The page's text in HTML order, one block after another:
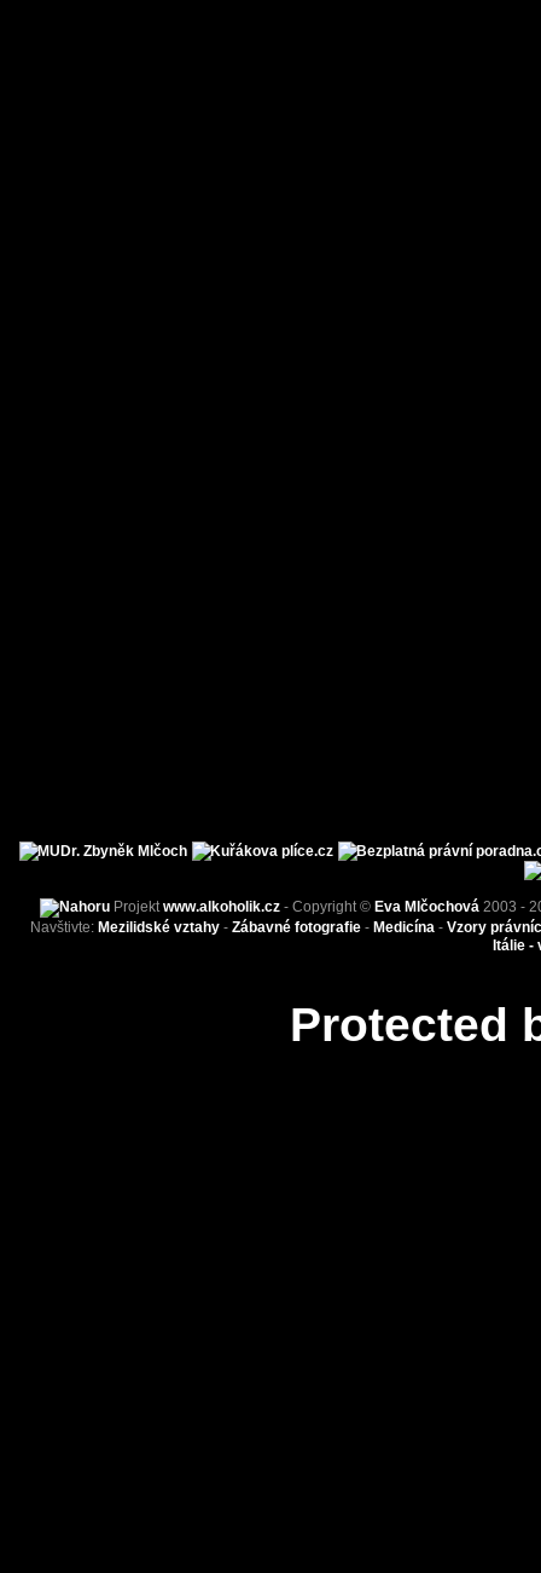
Projektwww.alkoholik.cz - Copyright © Eva Mlčochová 2003 -
Navštivte: Mezilidské vztahy - Zábavné fotografie - Medicína - Vzory
Itálie -
Protected